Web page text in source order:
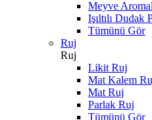
Meyve
Işıltılı Dudak
Tümünü Gör
Ruj
Ruj
Likit Ruj
Mat Kalem
Mat Ruj
Parlak Ruj
Tümünü Gör